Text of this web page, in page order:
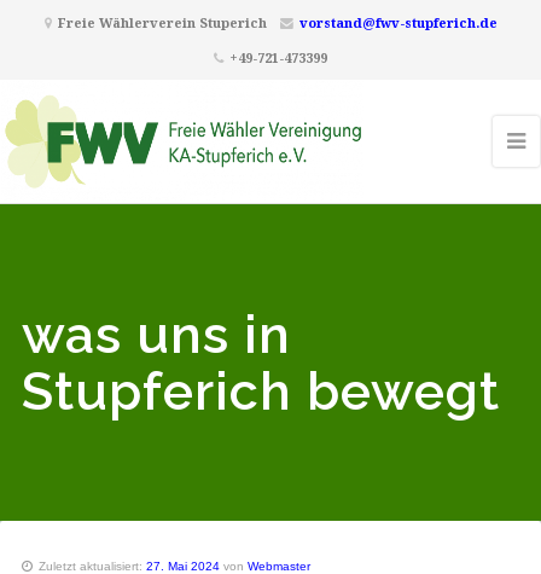
Freie Wählerverein Stuperich
vorstand@fwv-stupferich.de
+49-721-473399
was uns in
Stupferich bewegt
Zuletzt aktualisiert: 27. Mai 2024 von Webmaster